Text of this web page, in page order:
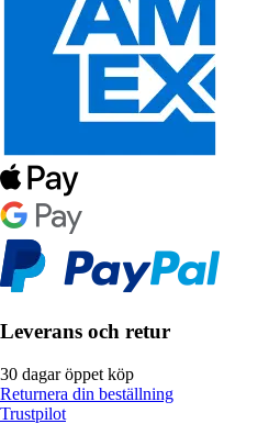
Leverans och retur
30 dagar öppet köp
Returnera din beställning
Trustpilot